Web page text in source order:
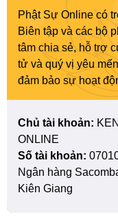
Phật Sự Online có
Biên tập và các bộ
tâm chia sẻ, hỗ trợ
tử và quý vị yêu
đảm bảo sự hoạt
Chủ tài khoản:
ONLINE
Số tài khoản:
Ngân hàng
Kiên Giang